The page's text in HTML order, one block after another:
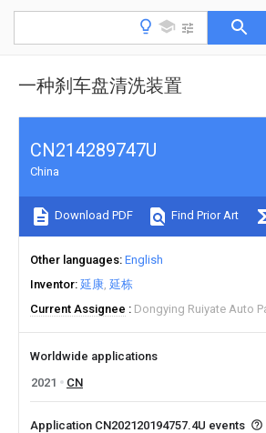
一种刹车盘清洗装置
CN214289747U
China
Download PDF Find Prior Art
Other languages English
Inventor 延康 延栋
Current Assignee
Dongying Ruiyate Auto
Worldwide applications
2021
CN
Application CN202120194757.4U events